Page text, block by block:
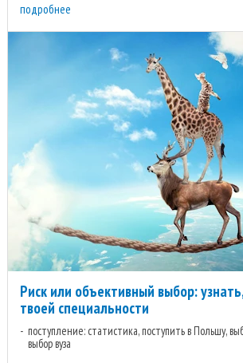
подробнее
Риск или объективный выбор:
твоей специальности
поступление: статистика, поступить в Польшу,
выбор вуза